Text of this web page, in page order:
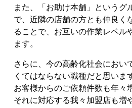
また、「お助け本舗」というグ
で、近隣の店舗の方とも仲良く
ることで、お互いの作業レベル
ます。
さらに、今の高齢化社会におい
くてはならない職種だと思いま
お客様からのご依頼件数も年々
それに対応する我々加盟店も増